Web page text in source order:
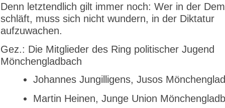
Denn letztendlich gilt immer noch: Wer in der
schläft, muss sich nicht wundern, in der Diktatur
aufzuwachen.
Gez.: Die Mitglieder des Ring politischer Jugend
Mönchengladbach
Johannes Jungilligens, Jusos
Martin Heinen, Junge Union